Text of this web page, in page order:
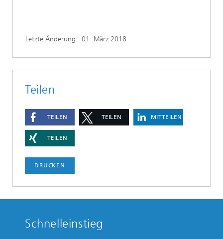
Letzte Änderung: 01. März 2018
Teilen
TEILEN TEILEN MITTEILEN
TEILEN
DRUCKEN
Schnelleinstieg